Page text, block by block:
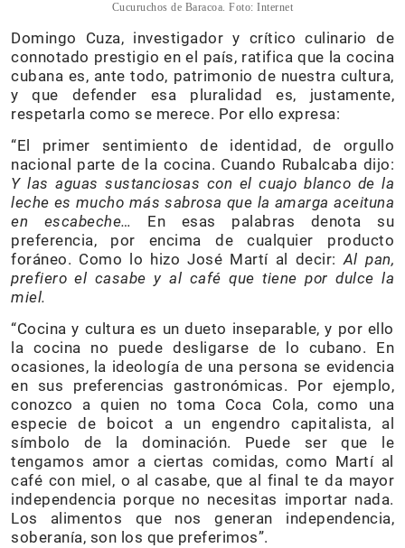
Cucuruchos de Baracoa. Foto: Internet
Domingo Cuza, investigador y crítico culinario de
connotado prestigio en el país, ratifica que la cocina
cubana es, ante todo, patrimonio de nuestra cultura,
y que defender esa pluralidad es, justamente,
respetarla como se merece. Por ello expresa:
“El primer sentimiento de identidad, de orgullo
nacional parte de la cocina. Cuando Rubalcaba dijo:
Y las aguas sustanciosas con el cuajo blanco de la
leche es mucho más sabrosa que la amarga aceituna
en escabeche… En esas palabras denota su
preferencia, por encima de cualquier producto
foráneo. Como lo hizo José Martí al decir:Al pan,
prefiero el casabe y al café que tiene por dulce la
miel.
“Cocina y cultura es un dueto inseparable, y por ello
la cocina no puede desligarse de lo cubano. En
ocasiones, la ideología de una persona se evidencia
en sus preferencias gastronómicas. Por ejemplo,
conozco a quien no toma Coca Cola, como una
especie de boicot a un engendro capitalista, al
símbolo de la dominación. Puede ser que le
tengamos amor a ciertas comidas, como Martí al
café con miel, o al casabe, que al final te da mayor
independencia porque no necesitas importar nada.
Los alimentos que nos generan independencia,
soberanía, son los que preferimos”.